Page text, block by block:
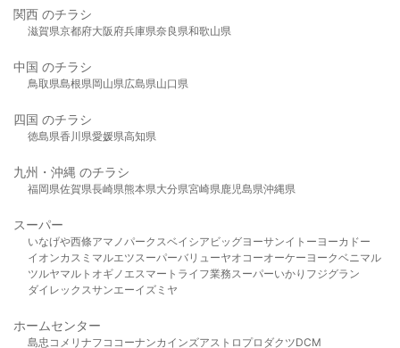
関西 のチラシ
滋賀県京都府大阪府兵庫県奈良県和歌山県
中国 のチラシ
鳥取県島根県岡山県広島県山口県
四国 のチラシ
徳島県香川県愛媛県高知県
九州・沖縄 のチラシ
福岡県佐賀県長崎県熊本県大分県宮崎県鹿児島県沖縄県
スーパー
いなげや西條アマノパークスベイシア ビッグヨーサンイトーヨーカドー
イオンカスミ マルエツスーパーバリューヤオコーオーケー ヨークベニマル
ツルヤマルト オギノ エスマート ライフ業務スーパーいかり フジグラン
ダイレックスサンエーイズミヤ
ホームセンター
島忠 コメリ ナフコ コーナンカインズアストロプロダクツDCM